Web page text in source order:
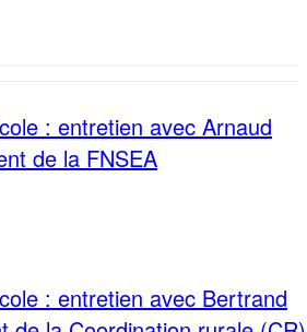
: entretien avec Arnaud
de la FNSEA
: entretien avec Bertrand